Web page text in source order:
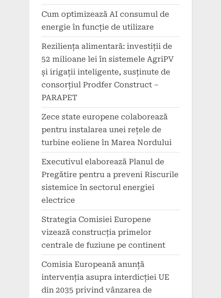
Cum optimizează AI consumul de
energie în funcție de utilizare
Reziliența alimentară: investiții de
52 milioane lei în sistemele AgriPV
și irigații inteligente, susținute de
consorțiul Prodfer Construct –
PARAPET
Zece state europene colaborează
pentru instalarea unei rețele de
turbine eoliene în Marea Nordului
Executivul elaborează Planul de
Pregătire pentru a preveni Riscurile
sistemice în sectorul energiei
electrice
Strategia Comisiei Europene
vizează construcția primelor
centrale de fuziune pe continent
Comisia Europeană anunță
intervenția asupra interdicției UE
din 2035 privind vânzarea de